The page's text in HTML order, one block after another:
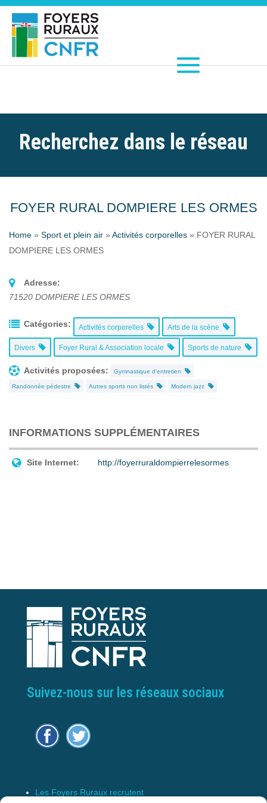
Recherchez dans le réseau
FOYER RURAL DOMPIERE LES ORMES
Home » Sport et plein air » Activités corporelles » FOYER RURAL
DOMPIERE LES ORMES
Adresse:
71520 DOMPIERE LES ORMES
Catégories: Activités corporelles Arts de la scène
Divers Foyer Rural & Association locale Sports de nature
Activités proposées: Gymnastique d'entretien
Randonnée pédestre Autres sports non listés Modern jazz
INFORMATIONS SUPPLÉMENTAIRES
Site Internet: http://foyerruraldompierrelesormes
Suivez-nous sur les réseaux sociaux
Les Foyers Ruraux recrutent